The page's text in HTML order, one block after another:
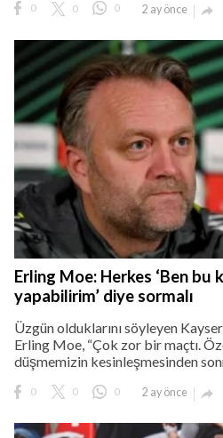
0 0 0 2 ay önce 
Erling Moe: Herkes ‘Ben bu
yapabilirim’ diye sormalı
Üzgün olduklarını söyleyen
Erling Moe, “Çok zor bir maçtı.
düşmemizin kesinleşmesinden
0 0 0 2 ay önce 